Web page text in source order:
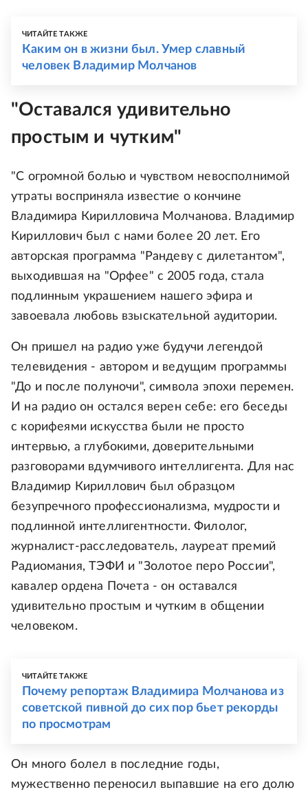
ЧИТАЙТЕ ТАКЖЕ
Каким он в жизни был. Умер славный
человек Владимир Молчанов
"Оставался удивительно
простым и чутким"
"С огромной болью и чувством невосполнимой
утраты восприняла известие о кончине
Владимира Кирилловича Молчанова. Владимир
Кириллович был с нами более 20 лет. Его
авторская программа "Рандеву с дилетантом",
выходившая на "Орфее" с 2005 года, стала
подлинным украшением нашего эфира и
завоевала любовь взыскательной аудитории.
Он пришел на радио уже будучи легендой
телевидения - автором и ведущим программы
"До и после полуночи", символа эпохи перемен.
И на радио он остался верен себе: его беседы
с корифеями искусства были не просто
интервью, а глубокими, доверительными
разговорами вдумчивого интеллигента. Для нас
Владимир Кириллович был образцом
безупречного профессионализма, мудрости и
подлинной интеллигентности. Филолог,
журналист-расследователь, лауреат премий
Радиомания, ТЭФИ и "Золотое перо России",
кавалер ордена Почета - он оставался
удивительно простым и чутким в общении
человеком.
ЧИТАЙТЕ ТАКЖЕ
Почему репортаж Владимира Молчанова из
советской пивной до сих пор бьет рекорды
по просмотрам
Он много болел в последние годы,
мужественно переносил выпавшие на его долю